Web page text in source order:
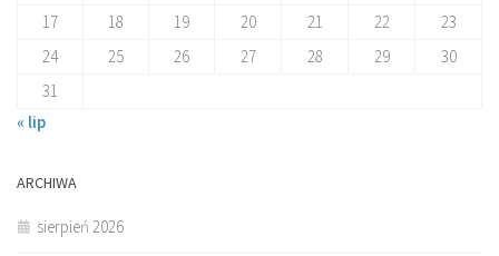
17
18 19 20 21 22
23
24
25 26 27 28 29
30
31
« lip
ARCHIWA
sierpień 2026